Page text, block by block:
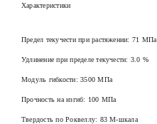
Характеристики
Предел текучести при растяжении: 71 МПа
Удлинение при пределе текучести: 3.0 %
Модуль гибкости: 3500 МПа
Прочность на изгиб: 100 МПа
Твердость по Роквеллу: 83 М-шкала